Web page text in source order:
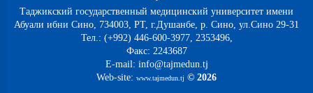
Таджикский государственный медицинский университет имени
Абуали ибни Сино, 734003, РТ, г.Душанбе, р. Сино, ул.Сино 29-31
Тел.: (+992) 446-600-3977, 2353496,
Факс: 2243687
E-mail: info@tajmedun.tj
Web-site: www.tajmedun.tj © 2026